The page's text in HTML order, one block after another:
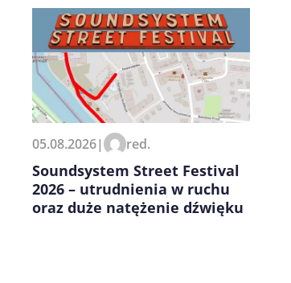
Zapamiętaj moje
kolejnych
05.08.2026| red.
Soundsystem Street Festival
2026 – utrudnienia w ruchu
oraz duże natężenie dźwięku